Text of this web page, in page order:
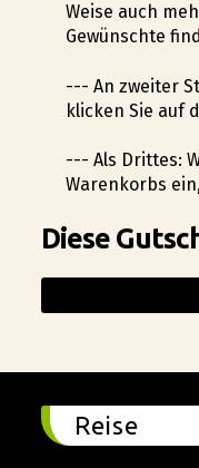
Weise auch
Gewünschte
--- An zweiter
klicken Sie auf
--- Als Drittes:
Warenkorbs
Diese
Reise